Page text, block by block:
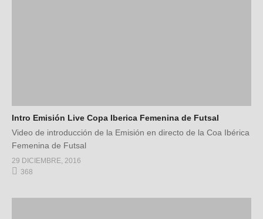
Intro Emisión Live Copa Iberica Femenina de Futsal
Video de introducción de la Emisión en directo de la Coa Ibérica
Femenina de Futsal
29 DICIEMBRE, 2016
368